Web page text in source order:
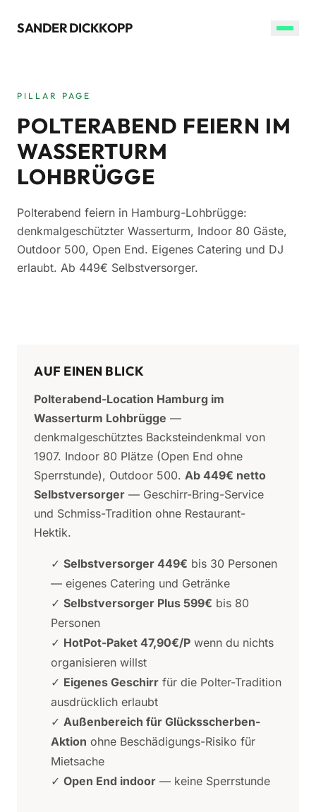
SANDER DICKKOPP
PILLAR PAGE
POLTERABEND FEIERN IM
WASSERTURM
LOHBRÜGGE
Polterabend feiern in Hamburg-Lohbrügge:
denkmalgeschützter Wasserturm, Indoor 80 Gäste,
Outdoor 500, Open End. Eigenes Catering und DJ
erlaubt. Ab 449€ Selbstversorger.
AUF EINEN BLICK
Polterabend-Location Hamburg im
Wasserturm Lohbrügge —
denkmalgeschütztes Backsteindenkmal von
1907. Indoor 80 Plätze (Open End ohne
Sperrstunde), Outdoor 500. Ab 449€ netto
Selbstversorger — Geschirr-Bring-Service
und Schmiss-Tradition ohne Restaurant-
Hektik.
✓ Selbstversorger 449€ bis 30 Personen
— eigenes Catering und Getränke
✓ Selbstversorger Plus 599€ bis 80
Personen
✓ HotPot-Paket 47,90€/P wenn du nichts
organisieren willst
✓ Eigenes Geschirr für die Polter-Tradition
ausdrücklich erlaubt
✓ Außenbereich für Glücksscherben-
Aktion ohne Beschädigungs-Risiko für
Mietsache
✓ Open End indoor — keine Sperrstunde